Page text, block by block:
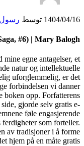
Jeg
med
kjærlighet til
bøker
og
Noen
våre